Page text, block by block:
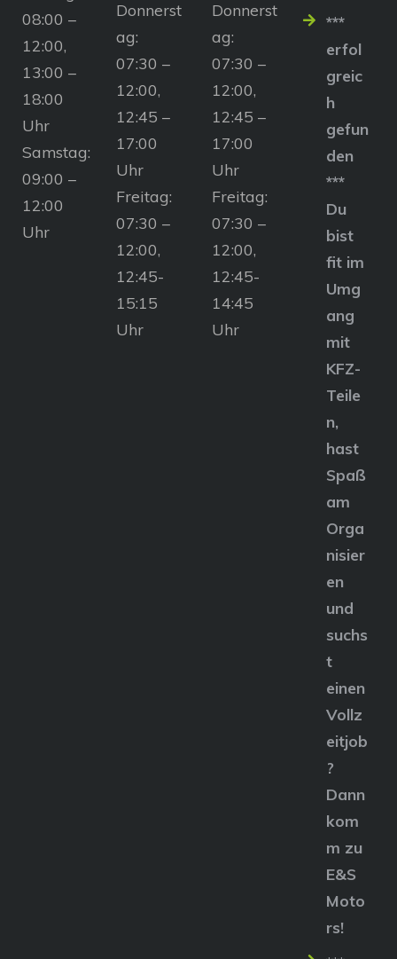
08:00 –
12:00,
13:00 –
18:00
Uhr
Samstag:
09:00 –
12:00
Uhr
Donnerst
ag:
07:30 –
12:00,
12:45 –
17:00
Uhr
Freitag:
07:30 –
12:00,
12:45-
15:15
Uhr
Donnerst
ag:
07:30 –
12:00,
12:45 –
17:00
Uhr
Freitag:
07:30 –
12:00,
12:45-
14:45
Uhr
***
erfol
greic
h
gefun
den
***
Du
bist
fit im
Umg
ang
mit
KFZ-
Teile
n,
hast
Spaß
am
Orga
nisier
en
und
suchs
t
einen
Vollz
eitjob
?
Dann
kom
m zu
E&S
Moto
rs!